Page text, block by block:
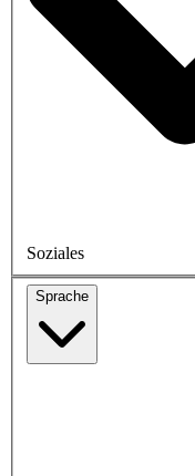
Soziales
Sprache